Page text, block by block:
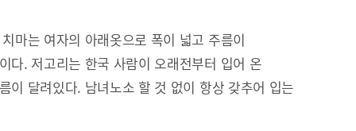
마는 여자의 아래옷으로 폭이 넓고 주름이
다. 저고리는 한국 사람이 오래전부터 입어 온
이 달려있다. 남녀노소 할 것 없이 항상 갖추어 입는